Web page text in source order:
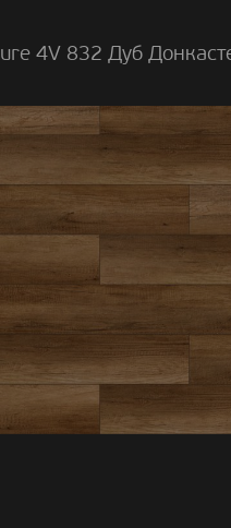
4V 832 Дуб